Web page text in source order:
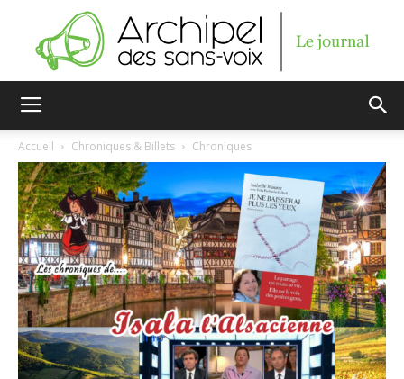
des
sans-
voix
Accueil Chroniques & Billets Chroniques